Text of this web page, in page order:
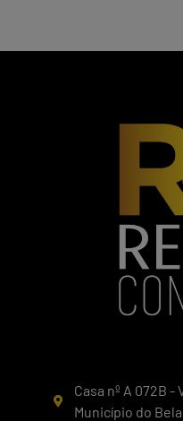
Casa nº A 072B
Município do